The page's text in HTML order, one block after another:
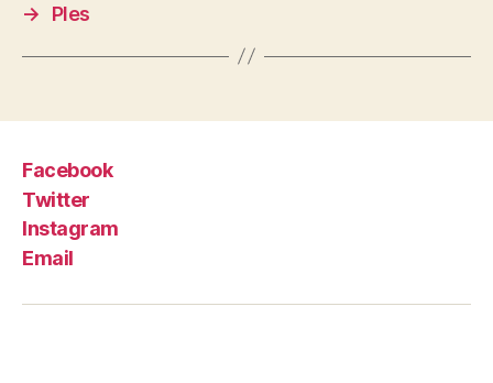
→
Ples
Facebook
Twitter
Instagram
Email